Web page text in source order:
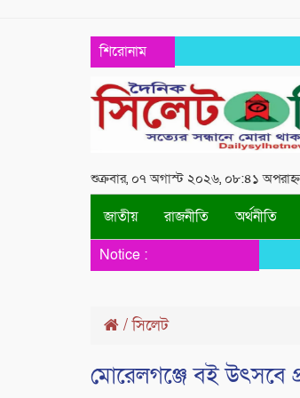
শিরোনাম
শুক্রবার, ০৭ অগাস্ট ২০২৬, ০৮:৪১ অপরাহ্ন
জাতীয় রাজনীতি অর্থনীতি
Notice :
/সিলেট
মোরেলগঞ্জে বই উৎসবে